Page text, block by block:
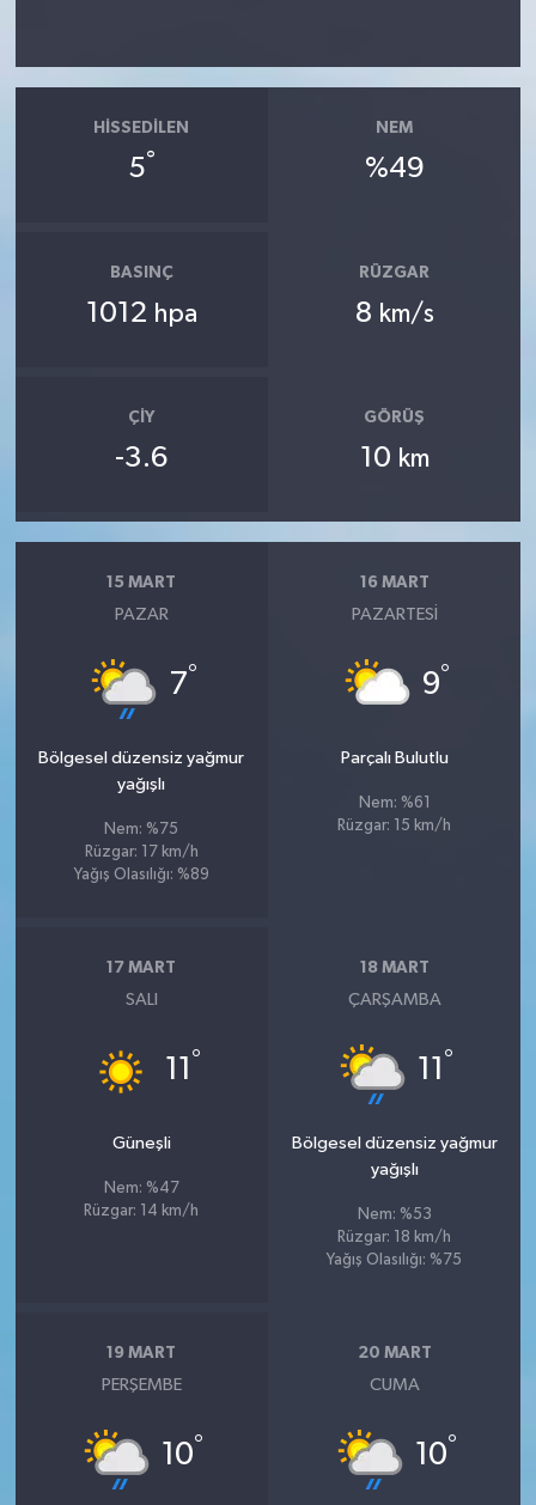
HISSEDILEN
5°
NEM
%49
BASINÇ
1012 hpa
RÜZGAR
8 km/s
ÇIY
-3.6
GÖRÜŞ
10 km
15 MART
PAZAR
7°
Bölgesel düzensiz yağmur
yağışlı
Nem: %75
Rüzgar: 17 km/h
Yağış Olasılığı: %89
16 MART
PAZARTESI
9°
Parçalı Bulutlu
Nem: %61
Rüzgar: 15 km/h
17 MART
SALI
11 °
Güneşli
Nem: %47
Rüzgar: 14 km/h
18 MART
ÇARŞAMBA
11 °
Bölgesel düzensiz yağmur
yağışlı
Nem: %53
Rüzgar: 18 km/h
Yağış Olasılığı: %75
19 MART
PERŞEMBE
10°
20 MART
CUMA
10°